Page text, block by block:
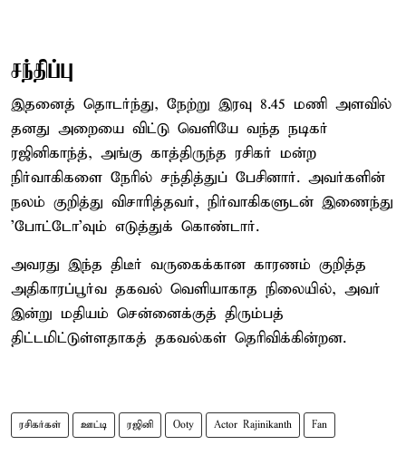
சந்திப்பு
இதனைத் தொடர்ந்து, நேற்று இரவு 8.45 மணி அளவில்
தனது அறையை விட்டு வெளியே வந்த நடிகர்
ரஜினிகாந்த், அங்கு காத்திருந்த ரசிகர் மன்ற
நிர்வாகிகளை நேரில் சந்தித்துப் பேசினார். அவர்களின்
நலம் குறித்து விசாரித்தவர், நிர்வாகிகளுடன் இணைந்து
'போட்டோ'வும் எடுத்துக் கொண்டார்.
அவரது இந்த திடீர் வருகைக்கான காரணம் குறித்த
அதிகாரப்பூர்வ தகவல் வெளியாகாத நிலையில், அவர்
இன்று மதியம் சென்னைக்குத் திரும்பத்
திட்டமிட்டுள்ளதாகத் தகவல்கள் தெரிவிக்கின்றன.
ரசிகர்கள் ஊட்டி ரஜினி Ooty Actor Rajinikanth Fan